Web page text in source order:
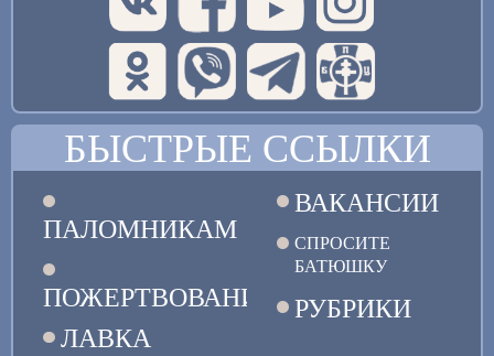
БЫСТРЫЕ ССЫЛКИ
ПАЛОМНИКАМ
ПОЖЕРТВОВАНИЯ
ЛАВКА
ВАКАНСИИ
СПРОСИТЕ
БАТЮШКУ
РУБРИКИ